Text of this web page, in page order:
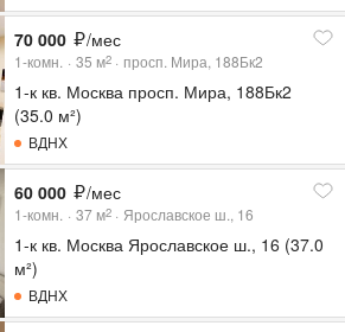
70 000 /мес
1-комн. 35 м2 просп. Мира, 188Бк2
1-к кв. Москва просп. Мира, 188Бк2
(35.0 м²)
ВДНХ
60 000 /мес
1-комн. 37 м2 Ярославское ш., 16
1-к кв. Москва Ярославское ш., 16 (37.0
м²)
ВДНХ